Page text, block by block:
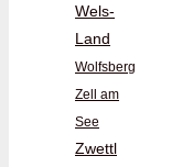
Wels-
Land
Wolfsberg
Zell am
See
Zwettl